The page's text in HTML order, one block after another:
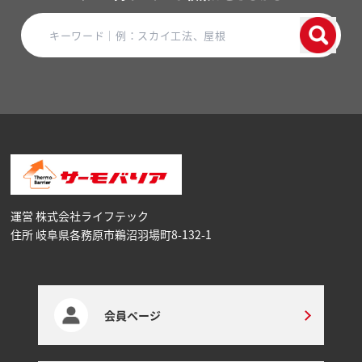
運営 株式会社ライフテック
住所 岐阜県各務原市鵜沼⽻場町8-132-1
会員ページ